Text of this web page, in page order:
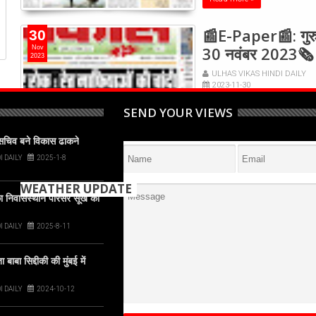
camera app or Google Lens, point it at
the code, and tap the web link popup
that appears on your screen
30
Nov
2023
📰E-Paper📰:
30 नवंबर 2023🗞
ULHAS VIKAS HINDI DAILY
2023-11-30
View More About epaper
WEATHER UPDATE
+ 29
°
C
+ 27°
Thane
बने विकास ढाकने
DAILY 2025-1-8
निवासस्थान परिसर सूखे की
DAILY 2025-8-11
सिद्दीकी की मुंबई में
DAILY 2024-10-12
SEND YOUR VIEWS